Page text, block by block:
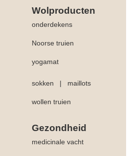
Wolproducten
onderdekens
Noorse truien
yogamat
sokken | maillots
wollen truien
Gezondheid
medicinale vacht